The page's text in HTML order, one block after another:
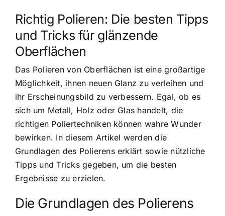
Richtig Polieren: Die besten Tipps
und Tricks für glänzende
Oberflächen
Das Polieren von Oberflächen ist eine großartige
Möglichkeit, ihnen neuen Glanz zu verleihen und
ihr Erscheinungsbild zu verbessern. Egal, ob es
sich um Metall, Holz oder Glas handelt, die
richtigen Poliertechniken können wahre Wunder
bewirken. In diesem Artikel werden die
Grundlagen des Polierens erklärt sowie nützliche
Tipps und Tricks gegeben, um die besten
Ergebnisse zu erzielen.
Die Grundlagen des Polierens